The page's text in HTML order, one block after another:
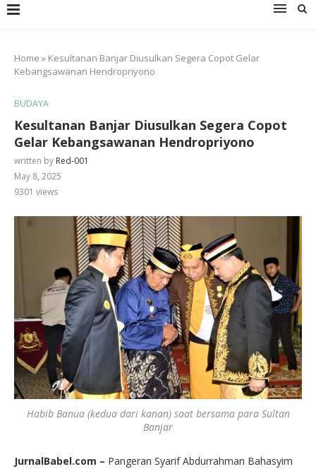
Home » Kesultanan Banjar Diusulkan Segera Copot Gelar
Kebangsawanan Hendropriyono
BUDAYA
Kesultanan Banjar Diusulkan Segera Copot
Gelar Kebangsawanan Hendropriyono
written by Red-001
May 8, 2025
9301 views
Habib Banua (kedua dari kanan) saat bersama para Sultan
Banjar
JurnalBabel.com – Pangeran Syarif Abdurrahman Bahasyim